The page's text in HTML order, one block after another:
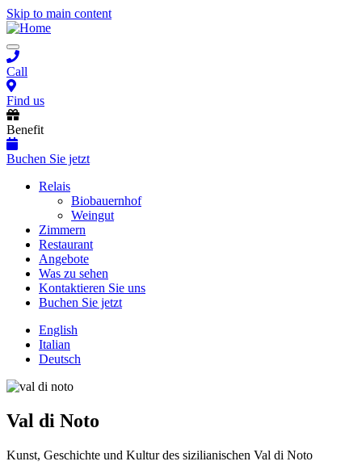
Skip to main content
Toggle
navigation
Call
Find us
Benefit
Buchen Sie jetzt
Main
navigation
Relais
Biobauernhof
Weingut
Zimmern
Restaurant
Angebote
Was zu sehen
Kontaktieren Sie uns
Buchen Sie jetzt
English
Italian
Deutsch
Val di Noto
Kunst, Geschichte und Kultur des sizilianischen Val di Noto